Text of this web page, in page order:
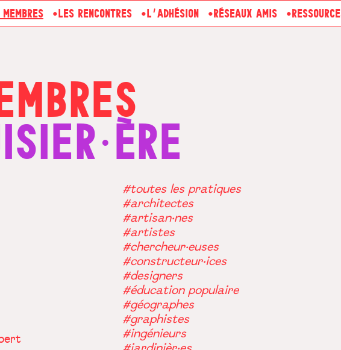
LES RENCONTRES L’ADHÉSION RÉSEAUX AMIS
#toutes les pratiques
#architectes
#artisan·nes
#artistes
#chercheur·euses
#constructeur·ices
#designers
#éducation populaire
#géographes
#graphistes
#ingénieurs